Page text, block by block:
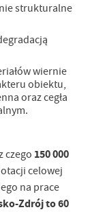
strukturalne
wiernie
obiektu,
oraz cegła
czego 150 000
celowej
na prace
Zdrój to 60